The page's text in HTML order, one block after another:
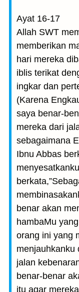
Ayat 16-17
Allah SWT
memberikan
hari mereka
iblis terikat
ingkar dan
(Karena
saya benar-
mereka dari
sebagaimana
Ibnu Abbas
benar akan
hambaMu
orang ini yang
menjauhkanku
jalan
benar-benar
itu agar